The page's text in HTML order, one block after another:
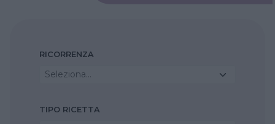
RICORRENZA
Seleziona...
TIPO RICETTA